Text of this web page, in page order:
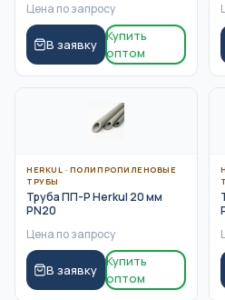
Цена по запросу
В заявку
Купить
оптом
HERKUL · ПОЛИПРОПИЛЕНОВЫЕ
ТРУБЫ
Труба ПП-Р Herkul 20 мм
PN20
Цена по запросу
В заявку
Купить
оптом